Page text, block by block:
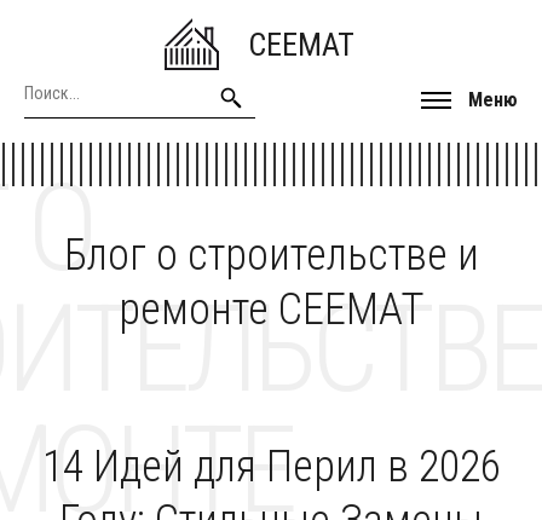
CEEMAT
Меню
Блог о строительстве и
ремонте CEEMAT
О
14 Идей для Перил в 2026